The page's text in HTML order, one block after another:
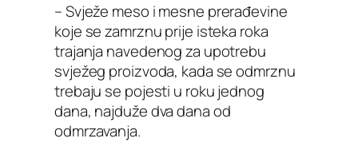
– Svježe meso i mesne prerađevine
koje se zamrznu prije isteka roka
trajanja navedenog za upotrebu
svježeg proizvoda, kada se odmrznu
trebaju se pojesti u roku jednog
dana, najduže dva dana od
odmrzavanja.